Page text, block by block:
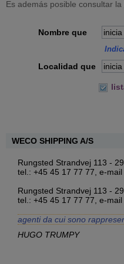
Es además posible consultar la
Nombre que inicia
Localidad que inicia
WECO SHIPPING A/S
Rungsted Strandvej 113 -
tel.: +45 45 17 77 77, e-mail
Rungsted Strandvej 113 -
tel.: +45 45 17 77 77, e-mail
agenti da cui sono
HUGO TRUMPY